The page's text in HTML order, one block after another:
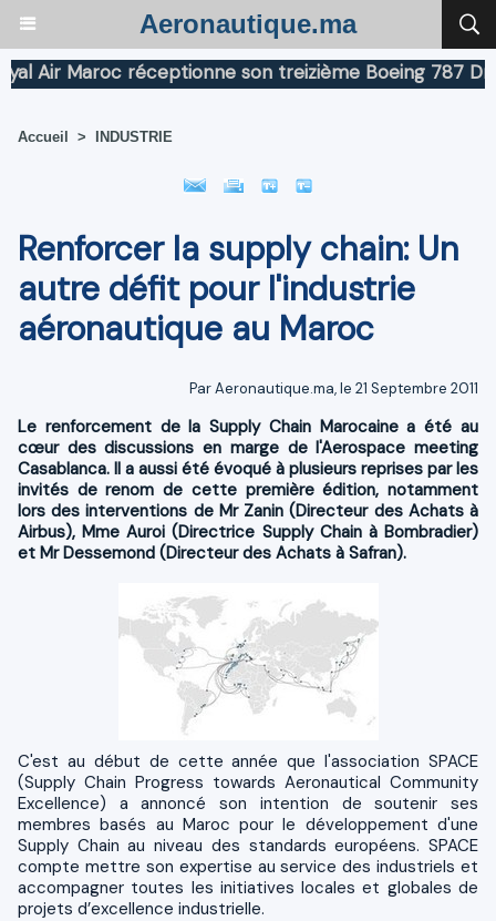
Aeronautique.ma
Maroc réceptionne son treizième Boeing 787
Accueil > INDUSTRIE
Renforcer la supply chain: Un
autre défit pour l'industrie
aéronautique au Maroc
Par Aeronautique.ma, le 21 Septembre 2011
Le renforcement de la Supply Chain Marocaine a été au
cœur des discussions en marge de l'Aerospace meeting
Casablanca. Il a aussi été évoqué à plusieurs reprises par les
invités de renom de cette première édition, notamment
lors des interventions de Mr Zanin (Directeur des Achats à
Airbus), Mme Auroi (Directrice Supply Chain à Bombradier)
et Mr Dessemond (Directeur des Achats à Safran).
C'est au début de cette année que l'association SPACE
(Supply Chain Progress towards Aeronautical Community
Excellence) a annoncé son intention de soutenir ses
membres basés au Maroc pour le développement d'une
Supply Chain au niveau des standards européens. SPACE
compte mettre son expertise au service des industriels et
accompagner toutes les initiatives locales et globales de
projets d’excellence industrielle.